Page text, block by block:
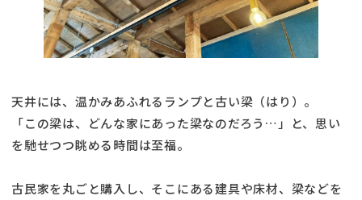
天井には、温かみあふれるランプと古い梁（はり）。
「この梁は、どんな家にあった梁なのだろう…」と、思い
を馳せつつ眺める時間は至福。
古民家を丸ごと購入し、そこにある建具や床材、梁などを